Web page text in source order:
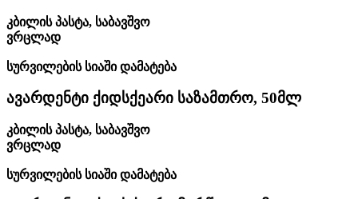
კბილის პასტა, საბავშვო
ვრცლად
სურვილების სიაში დამატება
ავარდენტი ქიდსქეარი საზამთრო, 50მლ
კბილის პასტა, საბავშვო
ვრცლად
სურვილების სიაში დამატება